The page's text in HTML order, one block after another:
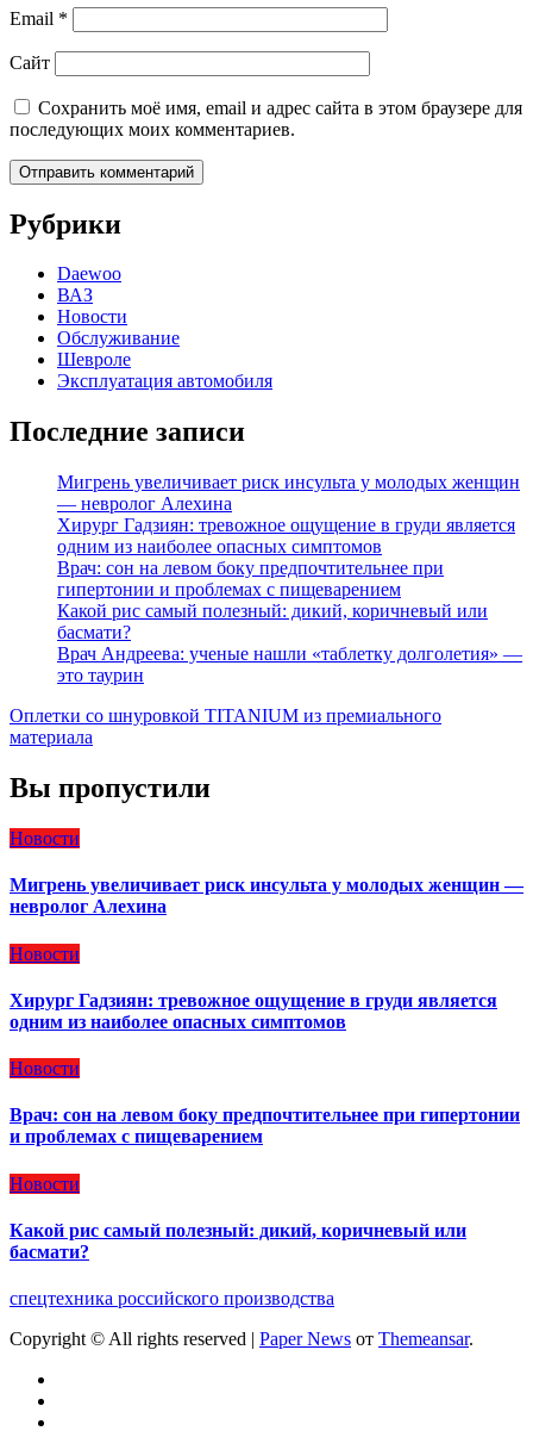
Email *
Сайт
Сохранить моё имя, email и адрес сайта в этом браузере для
последующих моих комментариев.
Рубрики
Daewoo
ВАЗ
Новости
Обслуживание
Шевроле
Эксплуатация автомобиля
Последние записи
Мигрень увеличивает риск инсульта у молодых женщин
— невролог Алехина
Хирург Гадзиян: тревожное ощущение в груди является
одним из наиболее опасных симптомов
Врач: сон на левом боку предпочтительнее при
гипертонии и проблемах с пищеварением
Какой рис самый полезный: дикий, коричневый или
басмати?
Врач Андреева: ученые нашли «таблетку долголетия» —
это таурин
Оплетки со шнуровкой TITANIUM из премиального
материала
Вы пропустили
Новости
Мигрень увеличивает риск инсульта у молодых женщин —
невролог Алехина
Новости
Хирург Гадзиян: тревожное ощущение в груди является
одним из наиболее опасных симптомов
Новости
Врач: сон на левом боку предпочтительнее при гипертонии
и проблемах с пищеварением
Новости
Какой рис самый полезный: дикий, коричневый или
басмати?
спецтехника российского производства
Copyright © All rights reserved | Paper News от Themeansar.